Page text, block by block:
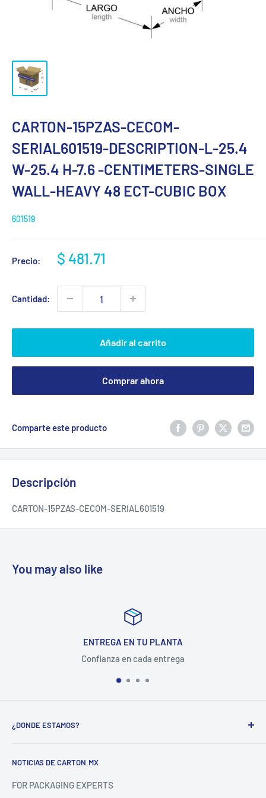
CARTON-15PZAS-CECOM-
SERIAL601519-DESCRIPTION-L-25.4
W-25.4 H-7.6 -CENTIMETERS-SINGLE
WALL-HEAVY 48 ECT-CUBIC BOX
601519
Precio:
Precio
venta
$ 481.71
Cantidad:
Añadir al carrito
Comprar ahora
Comparte este producto
Descripción
CARTON-15PZAS-CECOM-SERIAL601519
You may also like
ENTREGA EN TU PLANTA
Confianza en cada entrega
¿DONDE ESTAMOS?
CALAMANDA EL MARQUÉS, QUERETARO. C.P. 76247
NOTICIAS DE CARTON.MX
FOR PACKAGING EXPERTS